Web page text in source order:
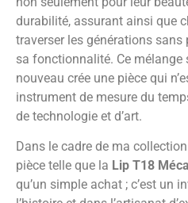
durabilité, assurant ainsi que
traverser les générations sans
sa fonctionnalité. Ce mélange
nouveau crée une pièce qui
instrument de mesure du
de technologie et d’art.
Dans le cadre de ma
pièce telle que la Lip T18
qu’un simple achat ; c’est un